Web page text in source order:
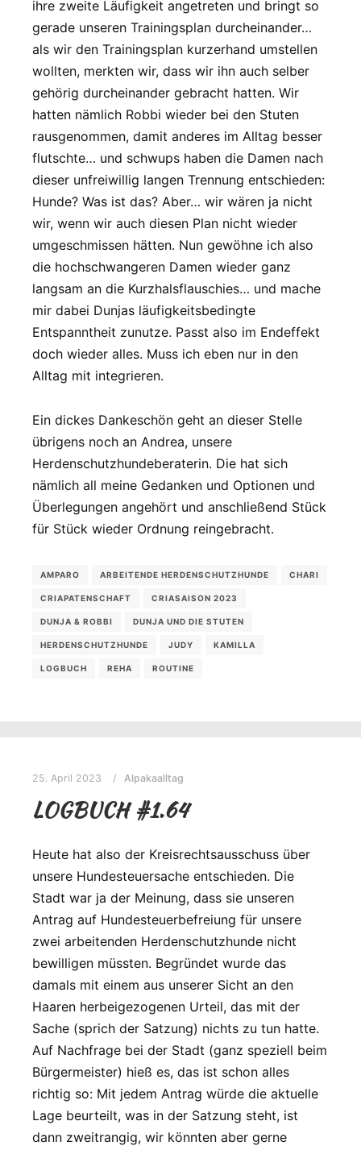
ihre zweite Läufigkeit angetreten und bringt so
gerade unseren Trainingsplan durcheinander…
als wir den Trainingsplan kurzerhand umstellen
wollten, merkten wir, dass wir ihn auch selber
gehörig durcheinander gebracht hatten. Wir
hatten nämlich Robbi wieder bei den Stuten
rausgenommen, damit anderes im Alltag besser
flutschte… und schwups haben die Damen nach
dieser unfreiwillig langen Trennung entschieden:
Hunde? Was ist das? Aber… wir wären ja nicht
wir, wenn wir auch diesen Plan nicht wieder
umgeschmissen hätten. Nun gewöhne ich also
die hochschwangeren Damen wieder ganz
langsam an die Kurzhalsflauschies… und mache
mir dabei Dunjas läufigkeitsbedingte
Entspanntheit zunutze. Passt also im Endeffekt
doch wieder alles. Muss ich eben nur in den
Alltag mit integrieren.
Ein dickes Dankeschön geht an dieser Stelle
übrigens noch an Andrea, unsere
Herdenschutzhundeberaterin. Die hat sich
nämlich all meine Gedanken und Optionen und
Überlegungen angehört und anschließend Stück
für Stück wieder Ordnung reingebracht.
AMPARO ARBEITENDE HERDENSCHUTZHUNDE CHARI
CRIAPATENSCHAFT CRIASAISON 2023
DUNJA & ROBBI DUNJA UND DIE STUTEN
HERDENSCHUTZHUNDE JUDY KAMILLA
LOGBUCH REHA ROUTINE
25. April 2023 Alpakaalltag
LOGBUCH #1.64
Heute hat also der Kreisrechtsausschuss über
unsere Hundesteuersache entschieden. Die
Stadt war ja der Meinung, dass sie unseren
Antrag auf Hundesteuerbefreiung für unsere
zwei arbeitenden Herdenschutzhunde nicht
bewilligen müssten. Begründet wurde das
damals mit einem aus unserer Sicht an den
Haaren herbeigezogenen Urteil, das mit der
Sache (sprich der Satzung) nichts zu tun hatte.
Auf Nachfrage bei der Stadt (ganz speziell beim
Bürgermeister) hieß es, das ist schon alles
richtig so: Mit jedem Antrag würde die aktuelle
Lage beurteilt, was in der Satzung steht, ist
dann zweitrangig, wir könnten aber gerne